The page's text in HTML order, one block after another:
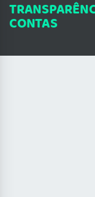
CONTAS